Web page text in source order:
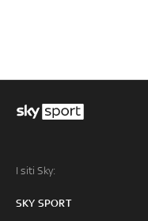
I siti Sky:
SKY SPORT